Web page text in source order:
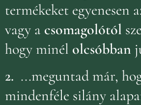
termékeket egyenesen
vagy a csomagolótól
hogy minél olcsóbban
2. ...meguntad már,
mindenféle silány